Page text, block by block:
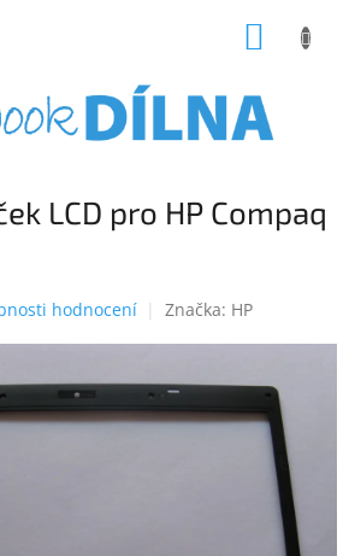
LCD pro HP Compaq
hodnocení Značka: HP